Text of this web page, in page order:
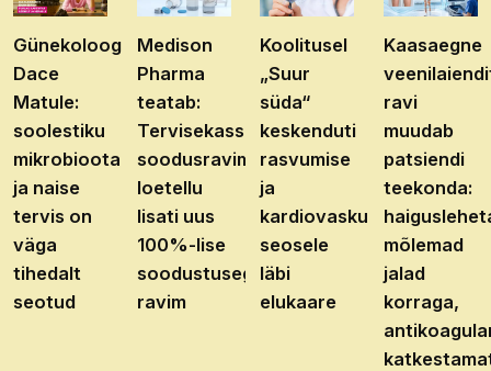
Günekoloog
Dace
Matule:
soolestiku
mikrobioota
ja naise
tervis on
väga
tihedalt
seotud
Medison
Pharma
teatab:
Tervisekassa
soodusravimite
loetellu
lisati uus
100%-lise
soodustusega
ravim
Koolitusel
„Suur
süda“
keskenduti
rasvumise
ja
kardiovaskulaarhaiguste
seosele
läbi
elukaare
Kaasaegne
ravi
muudab
patsiendi
teekonda:
mõlemad
jalad
korraga,